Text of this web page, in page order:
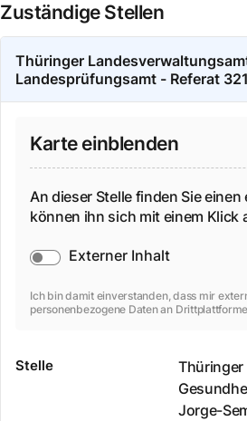
Zuständige Stellen
Thüringer
Landesprüfungsamt - Referat 321
Karte einblenden
An dieser Stelle finden Sie
können ihn sich mit einem Klick
Externer Inhalt
Ich bin damit einverstanden, dass mir
personenbezogene Daten an
Stelle
Thüringer
Jorge-